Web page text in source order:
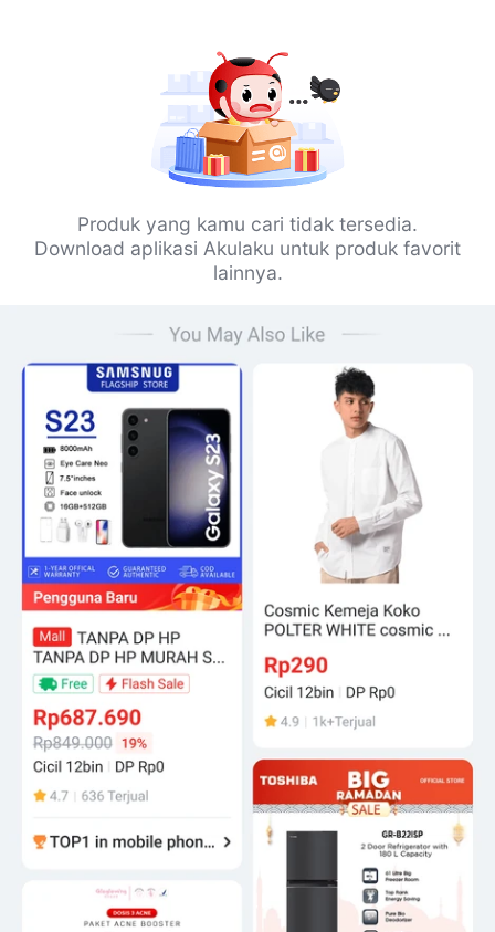
Produk yang kamu cari tidak tersedia.
Download aplikasi Akulaku untuk produk favorit
lainnya.